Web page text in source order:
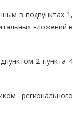
в подпунктах 1,
вложений в
2 пункта 4
регионального